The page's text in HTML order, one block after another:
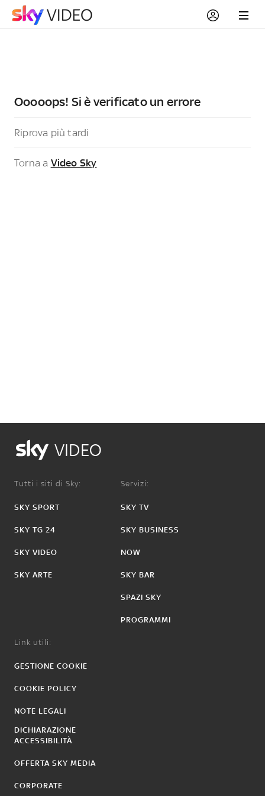
Ooooops! Si è verificato un errore
Riprova più tardi
Torna a Video Sky
VIDEO
Tutti i siti di Sky:
SKY SPORT
SKY TG 24
SKY VIDEO
SKY ARTE
Servizi:
SKY TV
SKY BUSINESS
NOW
SKY BAR
SPAZI SKY
PROGRAMMI
Link utili:
GESTIONE COOKIE
COOKIE POLICY
NOTE LEGALI
DICHIARAZIONE
ACCESSIBILITÀ
OFFERTA SKY MEDIA
CORPORATE